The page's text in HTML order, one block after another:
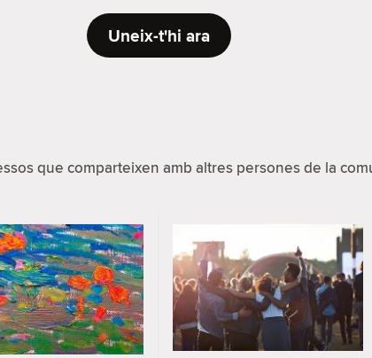
Uneix-t'hi ara
que comparteixen amb altres persones de la